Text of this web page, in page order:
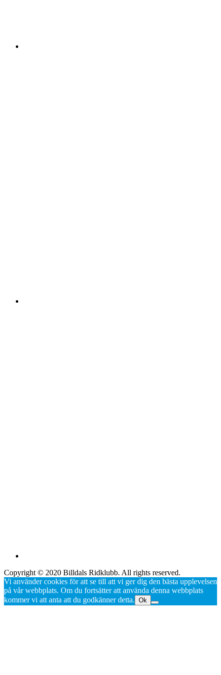
Copyright © 2020 Billdals Ridklubb. All rights reserved.
Vi använder cookies för att se till att vi ger dig den bästa upplevelsen
på vår webbplats. Om du fortsätter att använda denna webbplats
kommer vi att anta att du godkänner detta. Ok